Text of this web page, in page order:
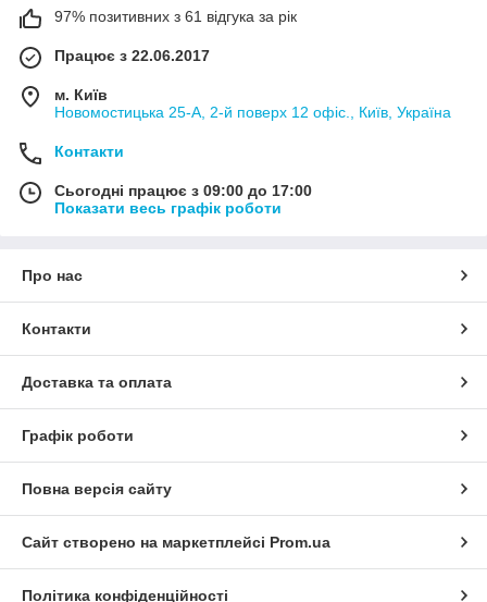
97% позитивних з 61 відгука за рік
Працює з 22.06.2017
м. Київ
Новомостицька 25-А, 2-й поверх 12 офіс., Київ, Україна
Контакти
Сьогодні працює з 09:00 до 17:00
Показати весь графік роботи
Про нас
Контакти
Доставка та оплата
Графік роботи
Повна версія сайту
Сайт створено на маркетплейсі Prom.ua
Політика конфіденційності